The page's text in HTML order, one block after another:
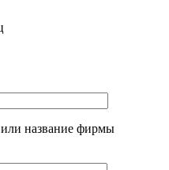
или название фирмы